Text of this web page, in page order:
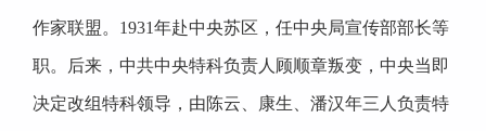
作家联盟。1931年赴中央苏区，任中央局宣传部部长等
职。后来，中共中央特科负责人顾顺章叛变，中央当即
决定改组特科领导，由陈云、康生、潘汉年三人负责特